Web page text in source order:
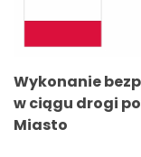
Wykonanie
w ciągu drogi
Miasto